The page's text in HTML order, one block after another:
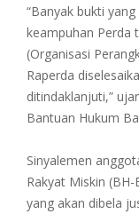
“Banyak bukti
keampuhan Perda
(Organisasi
Raperda
ditindaklanjuti,”
Bantuan Hukum
Sinyalemen
Rakyat Miskin
yang akan dibela